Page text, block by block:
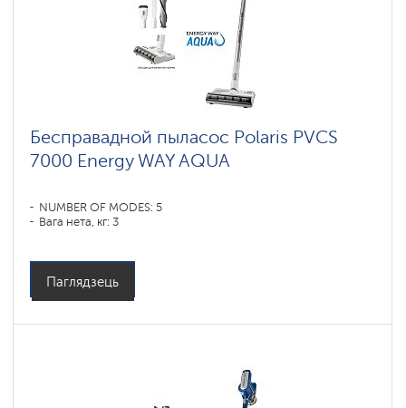
Бесправадной пыласос Polaris PVCS
7000 Energy WAY AQUA
NUMBER OF MODES: 5
Вага нета, кг: 3
Паглядзець